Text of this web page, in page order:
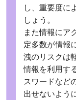
し、重要度に
しょう。
また情報にア
定多数が情報
洩のリスクは
情報を利用す
スワードなど
出せないよう